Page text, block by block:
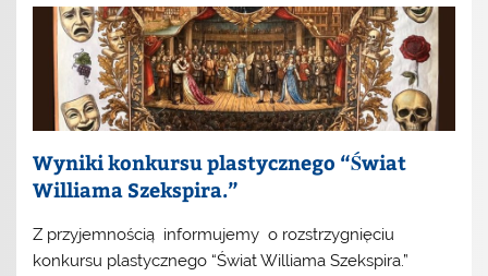
Wyniki konkursu plastycznego “Świat
Williama Szekspira.”
Z przyjemnością informujemy o rozstrzygnięciu
konkursu plastycznego “Świat Williama Szekspira.”